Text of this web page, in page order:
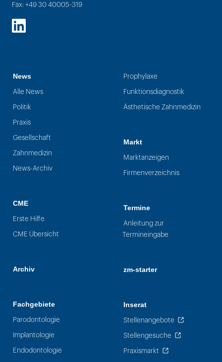
Fax: +49 30 40005-319
LinkedIn
News
Alle News
Politik
Praxis
Gesellschaft
Zahnmedizin
News-Archiv
CME
Erste Hilfe
CME Übersicht
Archiv
Fachgebiete
Parodontologie
Implantologie
Endodontologie
Prophylaxe
Funktionsdiagnostik
Ästhetische Zahnmedizin
Markt
Marktanzeigen
Firmenverzeichnis
Termine
Anleitung zur
Termineingabe
zm-starter
Inserat
Stellenangebote
Stellengesuche
Praxismarkt